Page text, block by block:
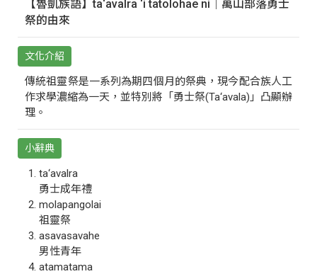
【魯凱族語】ta‘avalra ‘i tatolohae ni｜萬山部落勇士
祭的由來
文化介紹
傳統祖靈祭是一系列為期四個月的祭典，現今配合族人工
作求學濃縮為一天，並特別將「勇士祭(Ta‘avala)」凸顯辦
理。
小辭典
ta‘avalra
勇士成年禮
molapangolai
祖靈祭
asavasavahe
男性青年
atamatama